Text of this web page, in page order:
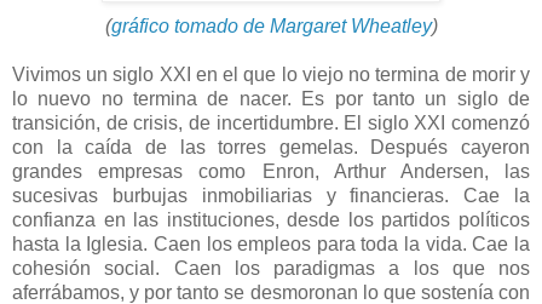
(gráfico tomado de Margaret Wheatley)
Vivimos un siglo XXI en el que lo viejo no termina de morir y
lo nuevo no termina de nacer. Es por tanto un siglo de
transición, de crisis, de incertidumbre. El siglo XXI comenzó
con la caída de las torres gemelas. Después cayeron
grandes empresas como Enron, Arthur Andersen, las
sucesivas burbujas inmobiliarias y financieras. Cae la
confianza en las instituciones, desde los partidos políticos
hasta la Iglesia. Caen los empleos para toda la vida. Cae la
cohesión social. Caen los paradigmas a los que nos
aferrábamos, y por tanto se desmoronan lo que sostenía con